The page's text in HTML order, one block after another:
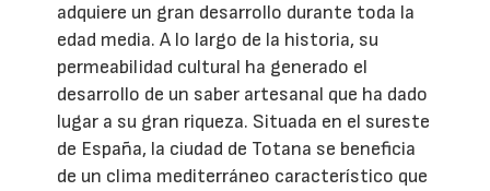
adquiere un gran desarrollo durante toda la
edad media. A lo largo de la historia, su
permeabilidad cultural ha generado el
desarrollo de un saber artesanal que ha dado
lugar a su gran riqueza. Situada en el sureste
de España, la ciudad de Totana se beneficia
de un clima mediterráneo característico que